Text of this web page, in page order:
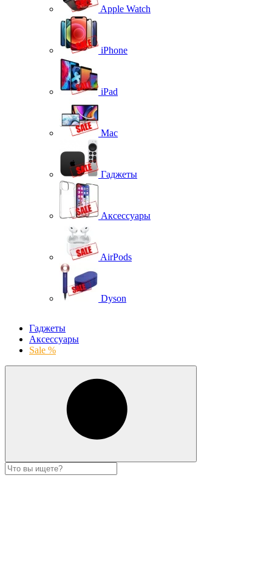
Apple Watch
iPhone
iPad
Mac
Гаджеты
Аксессуары
AirPods
Dyson
Гаджеты
Аксессуары
Sale %